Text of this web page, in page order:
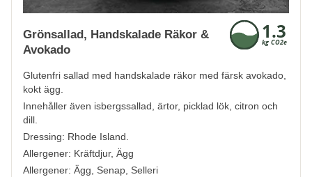
Grönsallad, Handskalade Räkor &
Avokado
Glutenfri sallad med handskalade räkor med färsk avokado,
kokt ägg.
Innehåller även isbergssallad, ärtor, picklad lök, citron och
dill.
Dressing: Rhode Island.
Allergener: Kräftdjur, Ägg
Allergener: Ägg, Senap, Selleri